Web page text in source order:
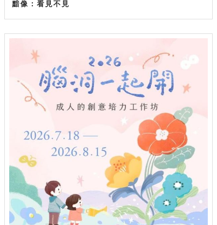
黯像：看見不見